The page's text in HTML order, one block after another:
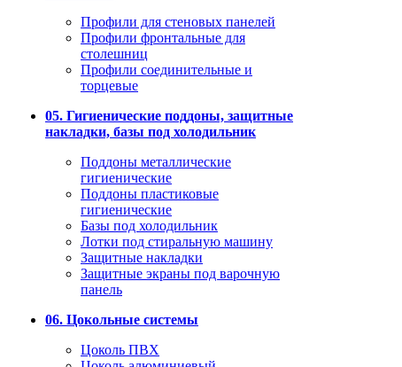
Профили для стеновых панелей
Профили фронтальные для
столешниц
Профили соединительные и
торцевые
05. Гигиенические поддоны, защитные
накладки, базы под холодильник
Поддоны металлические
гигиенические
Поддоны пластиковые
гигиенические
Базы под холодильник
Лотки под стиральную машину
Защитные накладки
Защитные экраны под варочную
панель
06. Цокольные системы
Цоколь ПВХ